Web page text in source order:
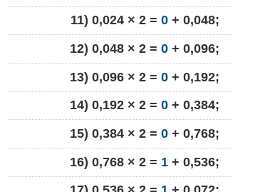
11) 0,024 × 2 = 0 + 0,048;
12) 0,048 × 2 = 0 + 0,096;
13) 0,096 × 2 = 0 + 0,192;
14) 0,192 × 2 = 0 + 0,384;
15) 0,384 × 2 = 0 + 0,768;
16) 0,768 × 2 = 1 + 0,536;